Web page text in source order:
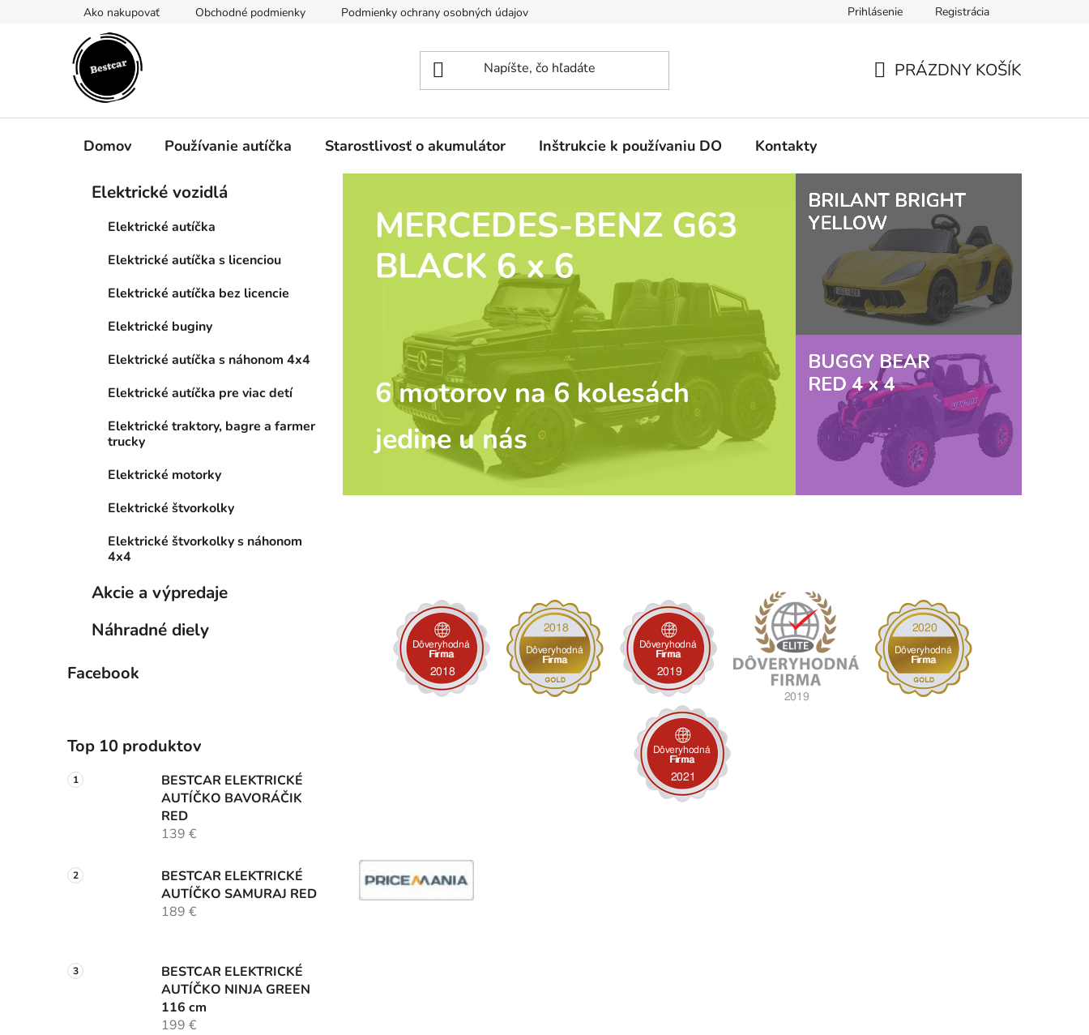
Ako nakupovať Obchodné podmienky Podmienky ochrany osobných údajov Prihlásenie Registrácia
PRÁZDNY KOŠÍK
Domov Používanie autíčka Starostlivosť o akumulátor Inštrukcie k používaniu DO Kontakty
Preskočiť
kategórie
Elektrické vozidlá
Elektrické autíčka
Elektrické autíčka s licenciou
Elektrické autíčka bez licencie
Elektrické buginy
Elektrické autíčka s náhonom 4x4
Elektrické autíčka pre viac detí
Elektrické traktory, bagre a farmer
trucky
Elektrické motorky
Elektrické štvorkolky
Elektrické štvorkolky s náhonom
4x4
Akcie a výpredaje
Náhradné diely
Facebook
Top 10 produktov
BESTCAR ELEKTRICKÉ
AUTÍČKO BAVORÁČIK
RED
139 €
BESTCAR ELEKTRICKÉ
AUTÍČKO SAMURAJ RED
189 €
BESTCAR ELEKTRICKÉ
AUTÍČKO NINJA GREEN
116 cm
199 €
6 motorov na 6 kolesách
jedine u nás